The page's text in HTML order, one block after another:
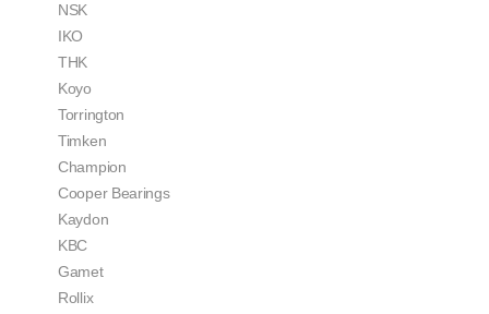
NSK
IKO
THK
Koyo
Torrington
Timken
Champion
Cooper Bearings
Kaydon
KBC
Gamet
Rollix